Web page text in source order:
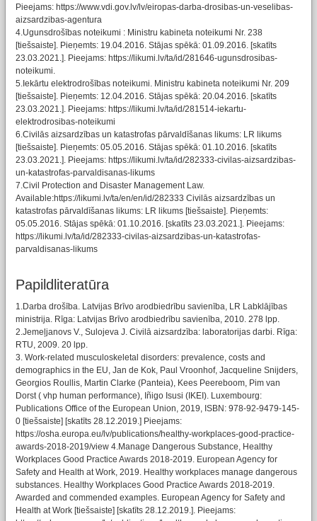
Pieejams: https://www.vdi.gov.lv/lv/eiropas-darba-drosibas-un-veselibas-
aizsardzibas-agentura
4.Ugunsdrošības noteikumi : Ministru kabineta noteikumi Nr. 238
[tiešsaiste]. Pieņemts: 19.04.2016. Stājas spēkā: 01.09.2016. [skatīts
23.03.2021.]. Pieejams: https://likumi.lv/ta/id/281646-ugunsdrosibas-
noteikumi.
5.Iekārtu elektrodrošības noteikumi. Ministru kabineta noteikumi Nr. 209
[tiešsaiste]. Pieņemts: 12.04.2016. Stājas spēkā: 20.04.2016. [skatīts
23.03.2021.]. Pieejams: https://likumi.lv/ta/id/281514-iekartu-
elektrodrosibas-noteikumi
6.Civilās aizsardzības un katastrofas pārvaldīšanas likums: LR likums
[tiešsaiste]. Pieņemts: 05.05.2016. Stājas spēkā: 01.10.2016. [skatīts
23.03.2021.]. Pieejams: https://likumi.lv/ta/id/282333-civilas-aizsardzibas-
un-katastrofas-parvaldisanas-likums
7.Civil Protection and Disaster Management Law.
Available:https://likumi.lv/ta/en/en/id/282333 Civilās aizsardzības un
katastrofas pārvaldīšanas likums: LR likums [tiešsaiste]. Pieņemts:
05.05.2016. Stājas spēkā: 01.10.2016. [skatīts 23.03.2021.]. Pieejams:
https://likumi.lv/ta/id/282333-civilas-aizsardzibas-un-katastrofas-
parvaldisanas-likums
Papildliteratūra
1.Darba drošība. Latvijas Brīvo arodbiedrību savienība, LR Labklājības
ministrija. Rīga: Latvijas Brīvo arodbiedrību savienība, 2010. 278 lpp.
2.Jemeļjanovs V., Sulojeva J. Civilā aizsardzība: laboratorijas darbi. Rīga:
RTU, 2009. 20 lpp.
3. Work-related musculoskeletal disorders: prevalence, costs and
demographics in the EU, Jan de Kok, Paul Vroonhof, Jacqueline Snijders,
Georgios Roullis, Martin Clarke (Panteia), Kees Peereboom, Pim van
Dorst ( vhp human performance), Iñigo Isusi (IKEI). Luxembourg:
Publications Office of the European Union, 2019, ISBN: 978-92-9479-145-
0 [tiešsaiste] [skatīts 28.12.2019.] Pieejams:
https://osha.europa.eu/lv/publications/healthy-workplaces-good-practice-
awards-2018-2019/view 4.Manage Dangerous Substance, Healthy
Workplaces Good Practice Awards 2018-2019. European Agency for
Safety and Health at Work, 2019. Healthy workplaces manage dangerous
substances. Healthy Workplaces Good Practice Awards 2018-2019.
Awarded and commended examples. European Agency for Safety and
Health at Work [tiešsaiste] [skatīts 28.12.2019.]. Pieejams: